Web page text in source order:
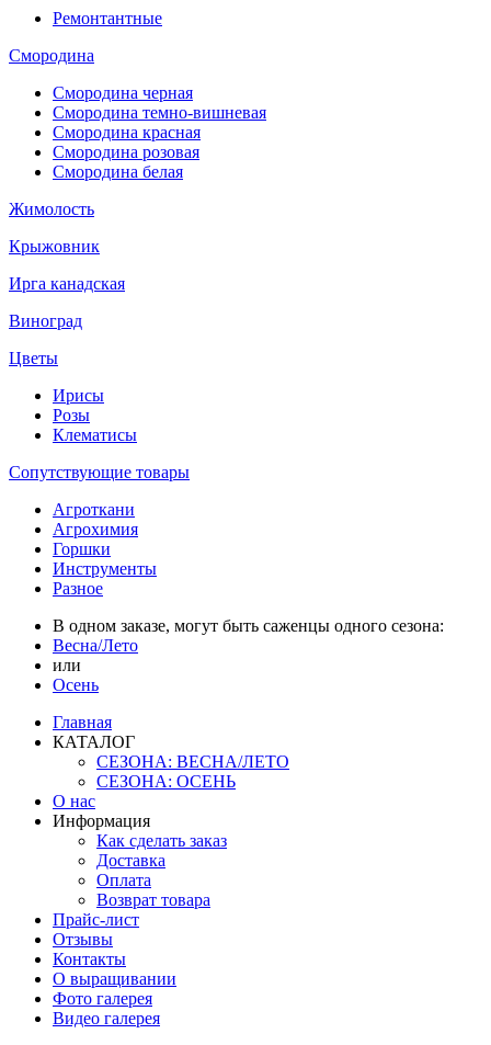
Ремонтантные
Смородина
Смородина черная
Смородина темно-вишневая
Смородина красная
Смородина розовая
Смородина белая
Жимолость
Крыжовник
Ирга канадская
Виноград
Цветы
Ирисы
Розы
Клематисы
Сопутствующие товары
Агроткани
Агрохимия
Горшки
Инструменты
Разное
В одном заказе, могут быть саженцы одного сезона:
Весна/Лето
или
Осень
Главная
КАТАЛОГ
СЕЗОНА: ВЕСНА/ЛЕТО
СЕЗОНА: ОСЕНЬ
О нас
Информация
Как сделать заказ
Доставка
Оплата
Возврат товара
Прайс-лист
Отзывы
Контакты
О выращивании
Фото галерея
Видео галерея